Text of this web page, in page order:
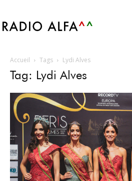
Accueil Tags Lydi Alves
Tag: Lydi Alves